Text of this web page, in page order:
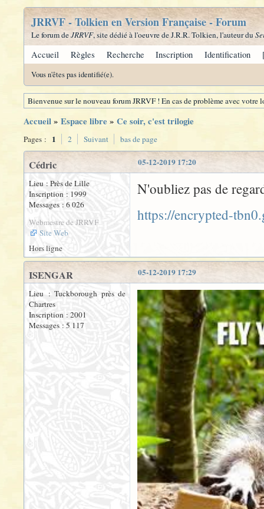
JRRVF - Tolkien en Version Française - Forum
Le forum deJRRVF, site dédié à l'oeuvre de J.R.R. Tolkien, l'auteur du
Accueil Règles Recherche Inscription Identification
Vous n'êtes pas identifié(e).
Bienvenue sur le nouveau forum JRRVF ! En cas de problème avec
Accueil» Espace libre » Ce soir, c'est trilogie
Pages : 1 2 Suivant bas de page
05-12-2019 17:20
Cédric
Lieu : Près de Lille
Inscription : 1999
Messages : 6 026
Webmestre de JRRVF
Site Web
N'oubliez pas de
https://encrypted-
Hors ligne
05-12-2019 17:29
ISENGAR
Lieu : Tuckborough près de
Chartres
Inscription : 2001
Messages : 5 117